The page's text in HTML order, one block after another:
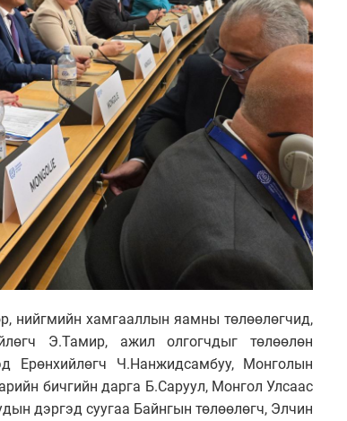
нийгмийн хамгааллын яамны төлөөлөгчид,
Э.Тамир, ажил олгогчдыг төлөөлөн
Ерөнхийлөгч Ч.Нанжидсамбуу, Монголын
бичгийн дарга Б.Саруул, Монгол Улсаас
дэргэд суугаа Байнгын төлөөлөгч, Элчин